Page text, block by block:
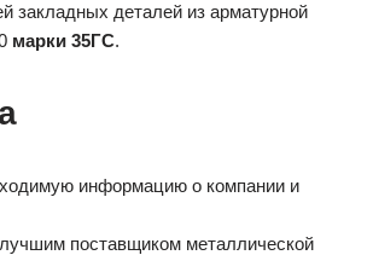
закладных деталей из арматурной
марки 35ГС.
информацию о компании и
поставщиком металлической